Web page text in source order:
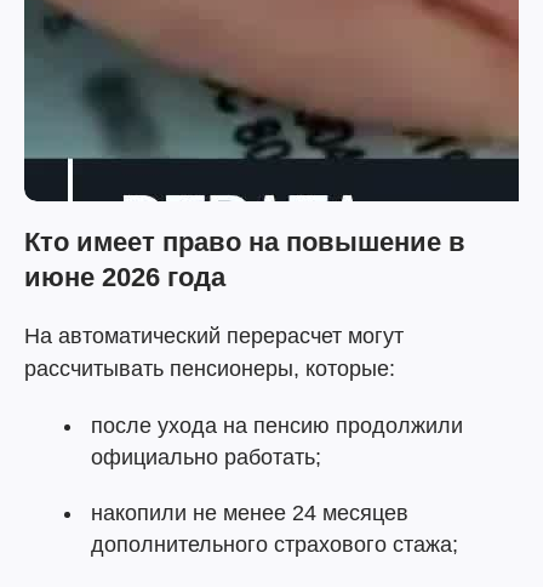
Кто имеет право на повышение в
июне 2026 года
На автоматический перерасчет могут
рассчитывать пенсионеры, которые:
после ухода на пенсию продолжили
официально работать;
накопили не менее 24 месяцев
дополнительного страхового стажа;